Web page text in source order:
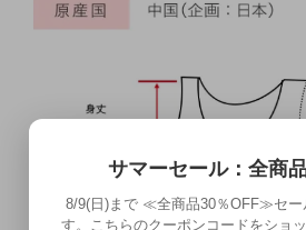
サマーセール：全商
8/9(日)まで ≪全商品30％OFF≫セー
す。こちらのクーポンコードをショ